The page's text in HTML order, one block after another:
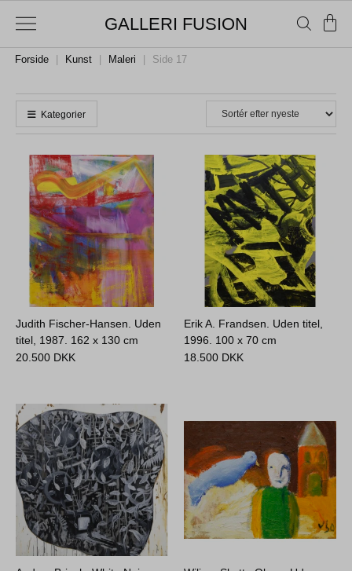
GALLERI FUSION
Forside Kunst Maleri Side 17
Kategorier
Judith Fischer-Hansen. Uden
titel, 1987. 162 x 130 cm
20.500 DKK
Erik A. Frandsen. Uden titel,
1996. 100 x 70 cm
18.500 DKK